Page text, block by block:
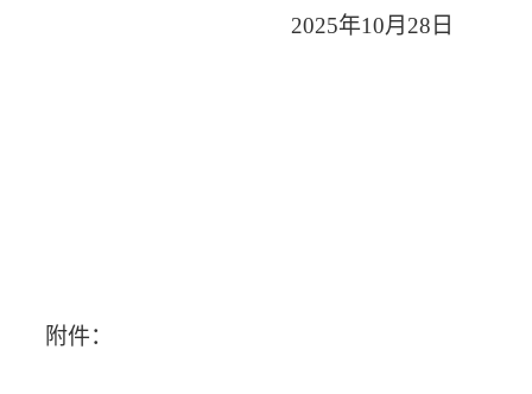
2025年10月28日
附件：